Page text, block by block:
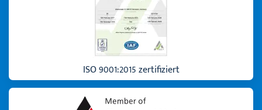
ISO 9001:2015 zertifiziert